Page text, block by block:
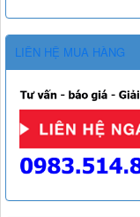
LIÊN HỆ MUA HÀNG